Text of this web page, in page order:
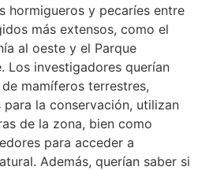
hormigueros y pecaríes entre
más extensos, como el
al oeste y el Parque
Los investigadores querían
mamíferos terrestres,
la conservación, utilizan
de la zona, bien como
para acceder a
Además, querían saber si